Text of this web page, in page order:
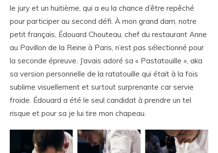
le jury et un huitième, qui a eu la chance d’être repêché
pour participer au second défi. À mon grand dam, notre
petit français, Édouard Chouteau, chef du restaurant Anne
au Pavillon de la Reine à Paris, n’est pas sélectionné pour
la seconde épreuve. J’avais adoré sa « Pastatouille », aka
sa version personnelle de la ratatouille qui était à la fois
sublime visuellement et surtout surprenante car servie
froide. Édouard a été le seul candidat à prendre un tel
risque et pour sa je lui tire mon chapeau.